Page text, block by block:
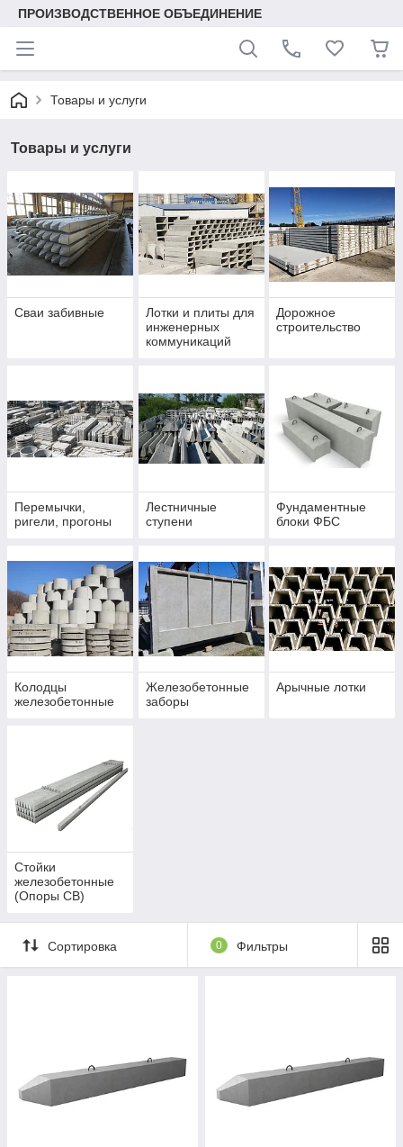
ПРОИЗВОДСТВЕННОЕ ОБЪЕДИНЕНИЕ
Товары и услуги
Товары и услуги
Сваи забивные
Лотки и плиты для
инженерных
коммуникаций
Дорожное
строительство
Перемычки,
ригели, прогоны
Лестничные
ступени
Фундаментные
блоки ФБС
Колодцы
железобетонные
Железобетонные
заборы
Арычные лотки
Стойки
железобетонные
(Опоры СВ)
Сортировка 0 Фильтры